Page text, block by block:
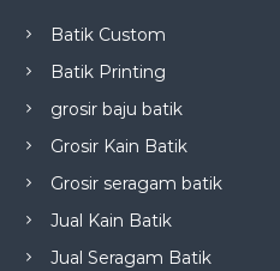
Batik Custom
Batik Printing
grosir baju batik
Grosir Kain Batik
Grosir seragam batik
Jual Kain Batik
Jual Seragam Batik